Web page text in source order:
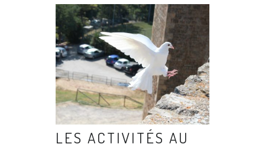
LES ACTIVITÉS AU